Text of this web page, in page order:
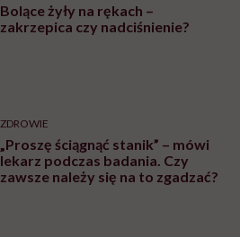
Bolące żyły na rękach –
zakrzepica czy nadciśnienie?
ZDROWIE
„Proszę ściągnąć stanik” – mówi
lekarz podczas badania. Czy
zawsze należy się na to zgadzać?